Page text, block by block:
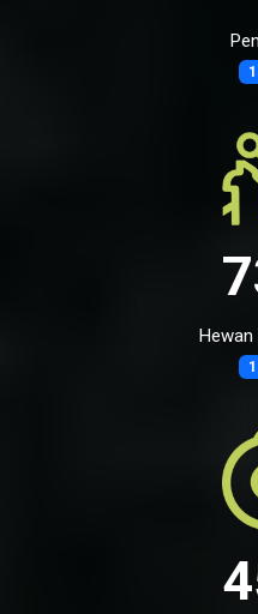
Hewan